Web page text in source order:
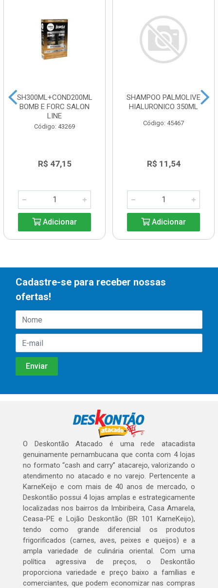
SH300ML+COND200ML
BOMB E FORC SALON
LINE
Código: 43269
R$ 47,15
Adicionar
SHAMPOO PALMOLIVE
HIALURONICO 350ML
Código: 45467
R$ 11,54
Adicionar
Cadastre-se para receber nossas
ofertas!
O Deskontão Atacado é uma rede atacadista
genuinamente pernambucana que conta com 4 lojas
no formato “cash and carry” atacarejo, valorizando o
atendimento no atacado e no varejo. Pertencente a
KarneKeijo e com mais de 40 anos de mercado, o
Deskontão possui 4 lojas amplas e estrategicamente
localizadas nos bairros da Imbiribeira, Casa Amarela,
Ceasa-PE e Lojão Deskontão (BR 101 KarneKeijo),
tendo como grande diferencial os produtos
frigorificados (carnes, aves, peixes e queijos) e a
ampla variedade de culinária oriental. Com uma
política agressiva de preços, o Deskontão
proporciona variedade e preço baixo a famílias e
comerciantes, que podem economizar nas compras